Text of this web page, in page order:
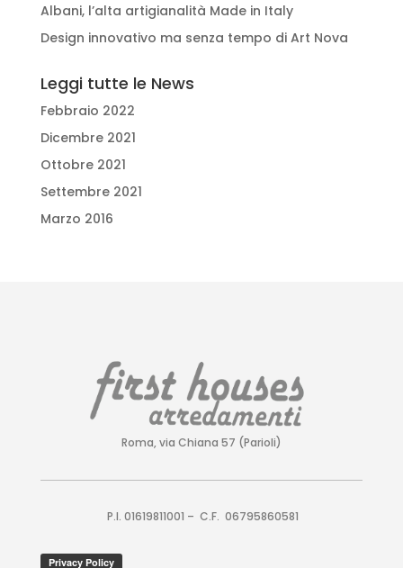
Albani, l’alta artigianalità Made in Italy
Design innovativo ma senza tempo di Art Nova
Leggi tutte le News
Febbraio 2022
Dicembre 2021
Ottobre 2021
Settembre 2021
Marzo 2016
Roma, via Chiana 57 (Parioli)
P.I. 01619811001 – C.F. 06795860581